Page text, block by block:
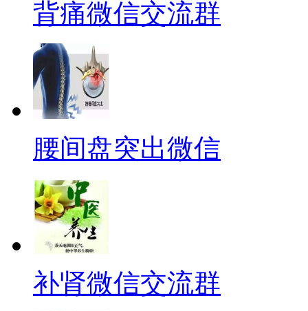
背痛微信交流群
腰间盘突出微信
补肾微信交流群